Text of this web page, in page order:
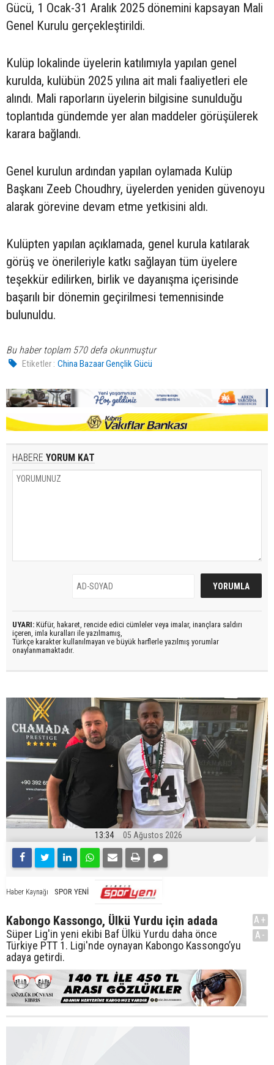
Gücü, 1 Ocak-31 Aralık 2025 dönemini kapsayan Mali
Genel Kurulu gerçekleştirildi.
Kulüp lokalinde üyelerin katılımıyla yapılan genel
kurulda, kulübün 2025 yılına ait mali faaliyetleri ele
alındı. Mali raporların üyelerin bilgisine sunulduğu
toplantıda gündemde yer alan maddeler görüşülerek
karara bağlandı.
Genel kurulun ardından yapılan oylamada Kulüp
Başkanı Zeeb Choudhry, üyelerden yeniden güvenoyu
alarak görevine devam etme yetkisini aldı.
Kulüpten yapılan açıklamada, genel kurula katılarak
görüş ve önerileriyle katkı sağlayan tüm üyelere
teşekkür edilirken, birlik ve dayanışma içerisinde
başarılı bir dönemin geçirilmesi temennisinde
bulunuldu.
Bu haber toplam 570 defa okunmuştur
Etiketler : China Bazaar Gençlik Gücü
HABERE YORUM KAT
UYARI: Küfür, hakaret, rencide edici cümleler veya imalar, inançlara saldırı
içeren, imla kuralları ile yazılmamış,
Türkçe karakter kullanılmayan ve büyük harflerle yazılmış yorumlar
onaylanmamaktadır.
13:34 05 Ağustos 2026
Haber Kaynağı SPOR YENİ
Kabongo Kassongo, Ülkü Yurdu için adada
Süper Lig'in yeni ekibi Baf Ülkü Yurdu daha önce
Türkiye PTT 1. Ligi'nde oynayan Kabongo Kassongo’yu
adaya getirdi.
A+
A-